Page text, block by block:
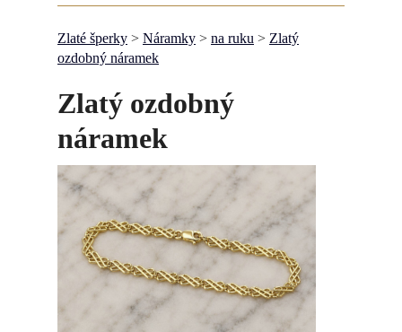
Zlaté šperky > Náramky > na ruku > Zlatý
ozdobný náramek
Zlatý ozdobný
náramek